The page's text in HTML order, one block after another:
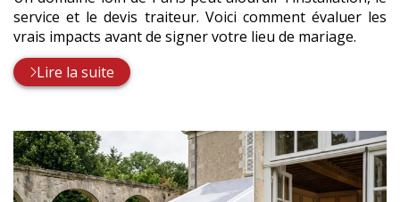
service et le devis traiteur. Voici comment évaluer les
vrais impacts avant de signer votre lieu de mariage.
Lire la suite